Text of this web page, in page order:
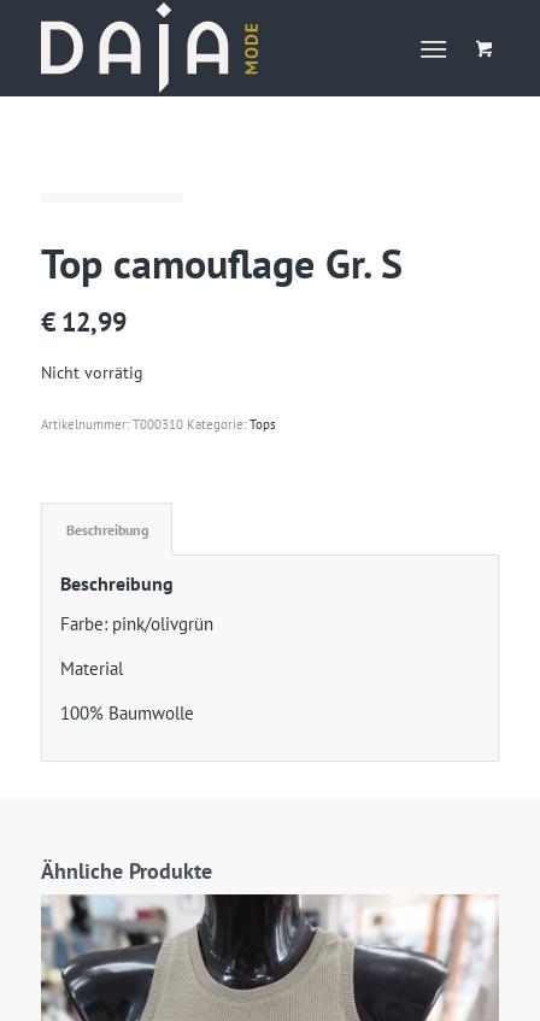
Top camouflage Gr. S
€ 12,99
Nicht vorrätig
Artikelnummer: T000310 Kategorie: Tops
Beschreibung
Beschreibung
Farbe: pink/olivgrün
Material
100% Baumwolle
Ähnliche Produkte